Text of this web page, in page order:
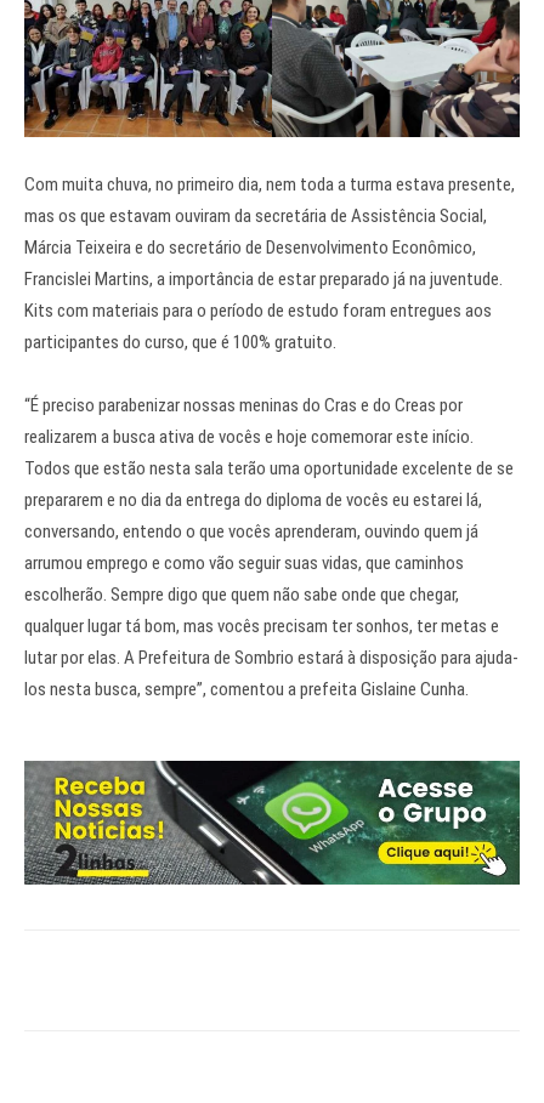
Com muita chuva, no primeiro dia, nem toda a turma estava presente,
mas os que estavam ouviram da secretária de Assistência Social,
Márcia Teixeira e do secretário de Desenvolvimento Econômico,
Francislei Martins, a importância de estar preparado já na juventude.
Kits com materiais para o período de estudo foram entregues aos
participantes do curso, que é 100% gratuito.
“É preciso parabenizar nossas meninas do Cras e do Creas por
realizarem a busca ativa de vocês e hoje comemorar este início.
Todos que estão nesta sala terão uma oportunidade excelente de se
prepararem e no dia da entrega do diploma de vocês eu estarei lá,
conversando, entendo o que vocês aprenderam, ouvindo quem já
arrumou emprego e como vão seguir suas vidas, que caminhos
escolherão. Sempre digo que quem não sabe onde que chegar,
qualquer lugar tá bom, mas vocês precisam ter sonhos, ter metas e
lutar por elas. A Prefeitura de Sombrio estará à disposição para ajuda-
los nesta busca, sempre”, comentou a prefeita Gislaine Cunha.